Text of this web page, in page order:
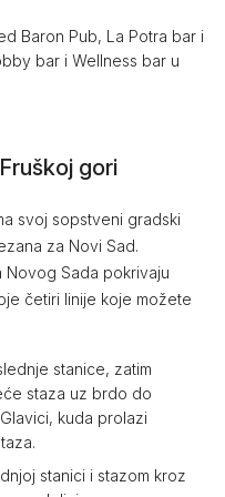
Baron Pub, La Potra bar i
bar i Wellness bar u
gori
svoj sopstveni gradski
za Novi Sad.
Sada pokrivaju
četiri linije koje možete
stanice, zatim
staza uz brdo do
kuda prolazi
stanici i stazom kroz